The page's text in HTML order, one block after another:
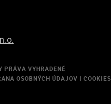
PRÁVA VYHRADENÉ
OSOBNÝCH ÚDAJOV | COOKIES